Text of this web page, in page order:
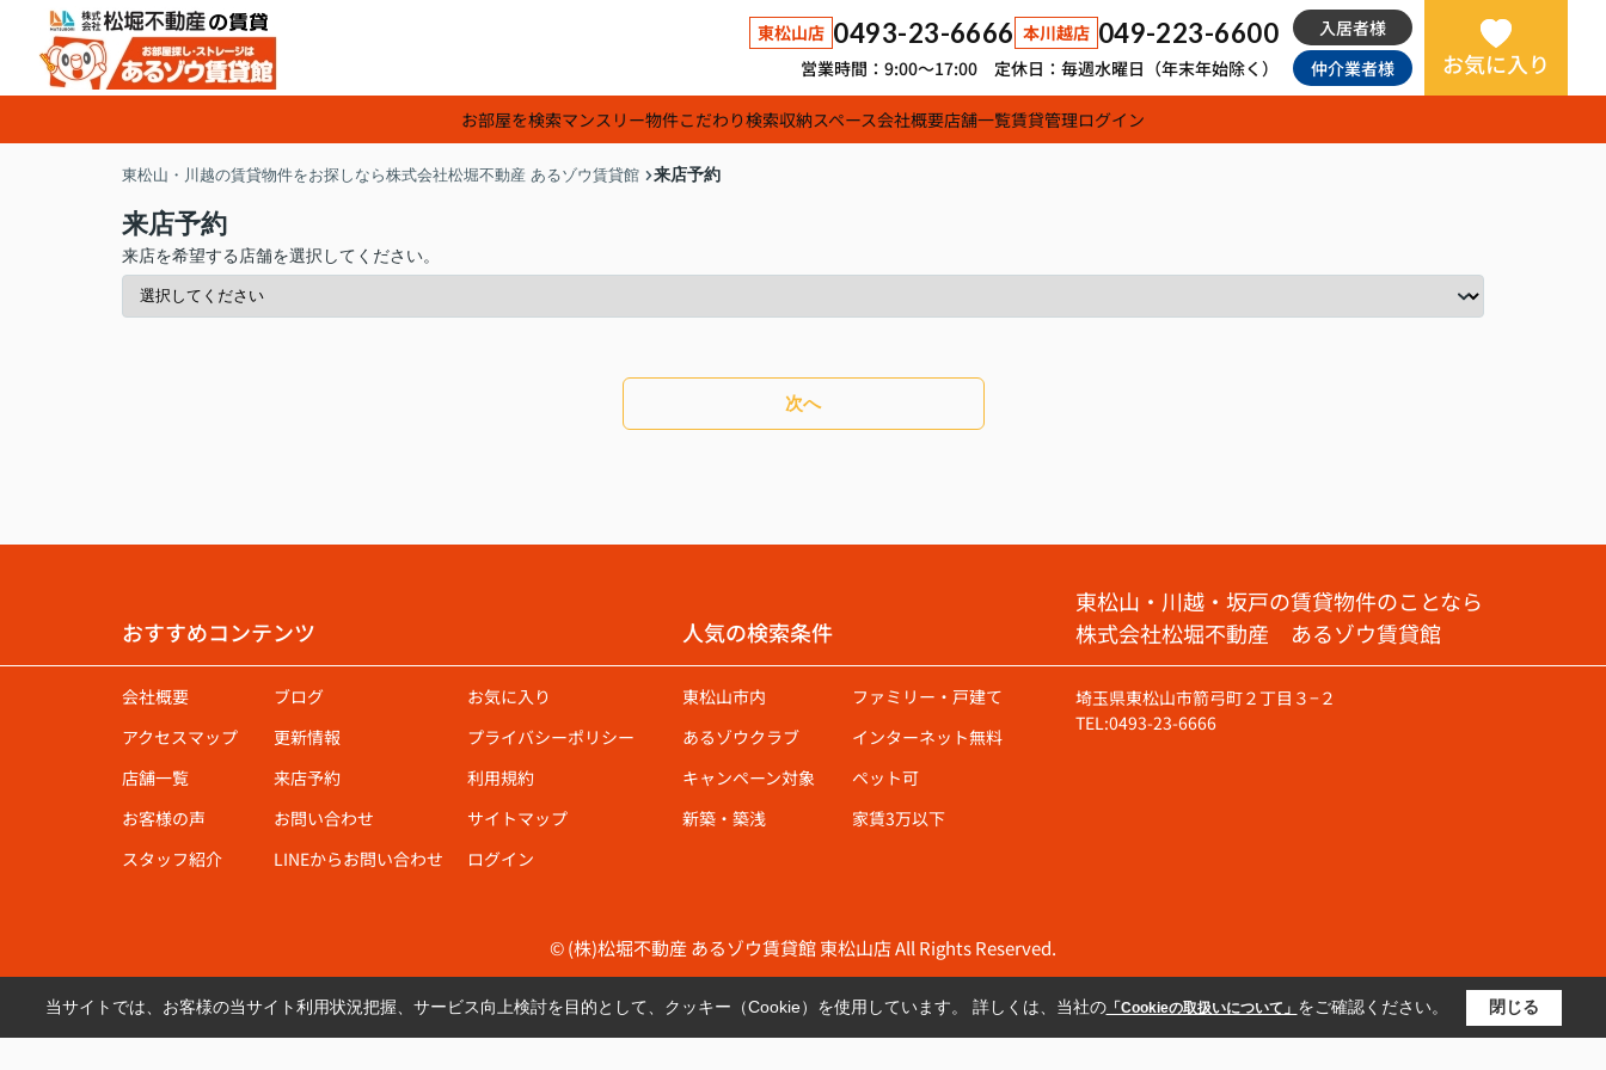
東松山店 0493-23-6666 本川越店 049-223-6600
営業時間：9:00～17:00 定休日：毎週水曜日（年末年始除く）
入居者様
仲介業者様
お気に入り
お部屋を検索マンスリー物件こだわり検索収納スペース会社概要店舗一覧賃貸管理ログイン
東松山・川越の賃貸物件をお探しなら株式会社松堀不動産 あるゾウ賃貸館 来店予約
来店予約
来店を希望する店舗を選択してください。
次へ
おすすめコンテンツ
会社概要
アクセスマップ
店舗一覧
お客様の声
スタッフ紹介
ブログ
更新情報
来店予約
お問い合わせ
LINEからお問い合わせ
お気に入り
プライバシーポリシー
利用規約
サイトマップ
ログイン
人気の検索条件
東松山市内
ファミリー・戸建て
あるゾウクラブ
インターネット無料
キャンペーン対象
ペット可
新築・築浅
家賃3万以下
東松山・川越・坂戸の賃貸物件のことなら
株式会社松堀不動産 あるゾウ賃貸館
埼玉県東松山市箭弓町２丁目３−２
TEL:0493-23-6666
© (株)松堀不動産 あるゾウ賃貸館 東松山店 All Rights Reserved.
当サイトでは、お客様の当サイト利用状況把握、サービス向上検討を目的として、クッキー（Cookie）を使用しています。 詳しくは、当社の「Cookieの取扱いについて」 をご確認ください。 閉じる